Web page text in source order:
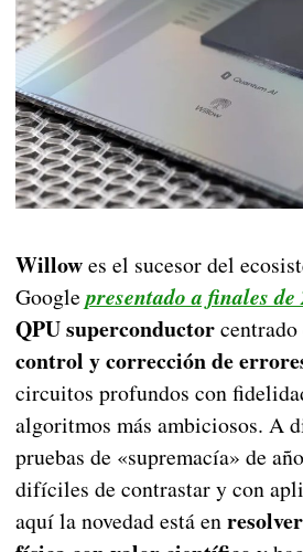
Willowes el sucesor del
Googlepresentado a finales de
QPU superconductorcentrado
control y corrección de
circuitos profundos con
algoritmos más ambiciosos. A
pruebas de «supremacía» de
difíciles de contrastar y con
aquí la novedad está en